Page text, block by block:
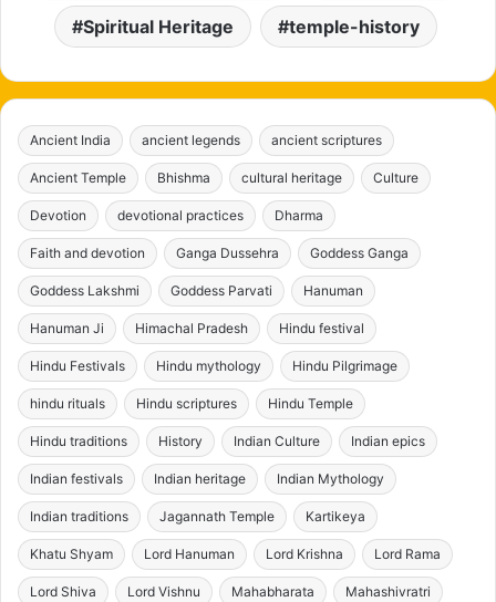
Spiritual Heritage temple-history
Ancient India ancient legends ancient scriptures
Ancient Temple Bhishma cultural heritage Culture
Devotion devotional practices Dharma
Faith and devotion Ganga Dussehra Goddess Ganga
Goddess Lakshmi Goddess Parvati Hanuman
Hanuman Ji Himachal Pradesh Hindu festival
Hindu Festivals Hindu mythology Hindu Pilgrimage
hindu rituals Hindu scriptures Hindu Temple
Hindu traditions History Indian Culture Indian epics
Indian festivals Indian heritage Indian Mythology
Indian traditions Jagannath Temple Kartikeya
Khatu Shyam Lord Hanuman Lord Krishna Lord Rama
Lord Shiva Lord Vishnu Mahabharata Mahashivratri